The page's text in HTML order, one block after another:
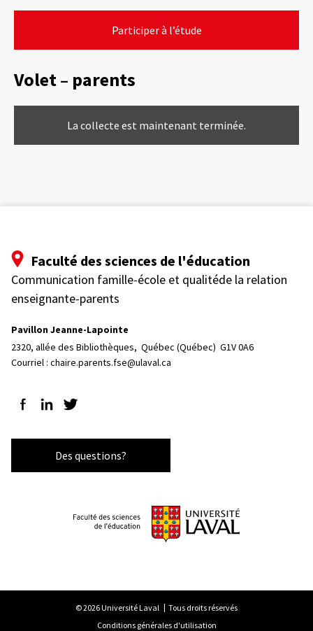
Participer à l’étude
Volet – parents
La collecte est maintenant terminée.
Faculté des sciences de l'éducation
Communication famille-école et qualitéde la relation
enseignante-parents
Pavillon Jeanne-Lapointe
2320, allée des Bibliothèques, Québec (Québec)  G1V 0A6
Courriel : chaire.parents.fse@ulaval.ca
Suivez-nous sur Facebook
Suivez-nous sur LinkedIn
Suivez-nous sur Twitter
Des questions?
© 2026 Université Laval
Tous droits réservés
Conditions générales d'utilisation